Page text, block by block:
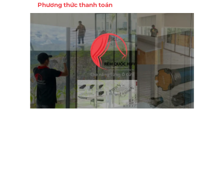
Phương thức thanh toán